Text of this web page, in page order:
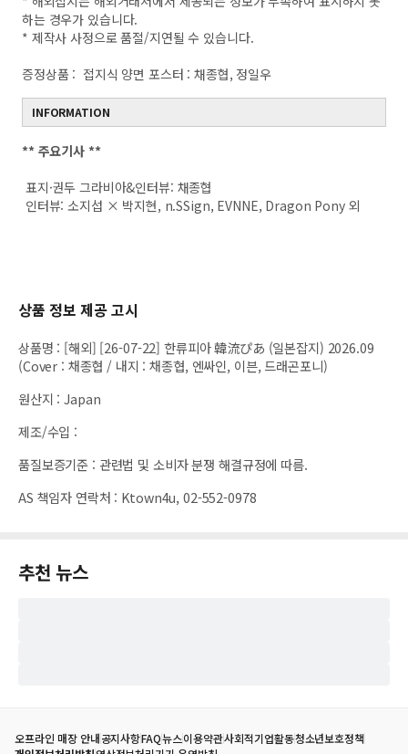
하는 경우가 있습니다.
* 제작사 사정으로 품절/지연될 수 있습니다.
증정상품 : 접지식 양면 포스터 : 채종협, 정일우
INFORMATION
** 주요기사 **
표지·권두 그라비아&인터뷰: 채종협
인터뷰: 소지섭 × 박지현, n.SSign, EVNNE, Dragon Pony 외
상품 정보 제공 고시
상품명 : [해외] [26-07-22] 한류피아 韓流ぴあ (일본잡지) 2026.09
(Cover : 채종협 / 내지 : 채종협, 엔싸인, 이븐, 드래곤포니)
원산지 :Japan
제조/수입 :
품질보증기준 : 관련법 및 소비자 분쟁 해결규정에 따름.
AS 책임자 연락처 : Ktown4u, 02-552-0978
추천 뉴스
오프라인 매장 안내공지사항FAQ뉴스이용약관사회적기업활동청소년보호정책